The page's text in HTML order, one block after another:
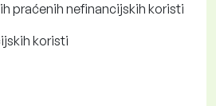
praćenih nefinancijskih koristi
koristi